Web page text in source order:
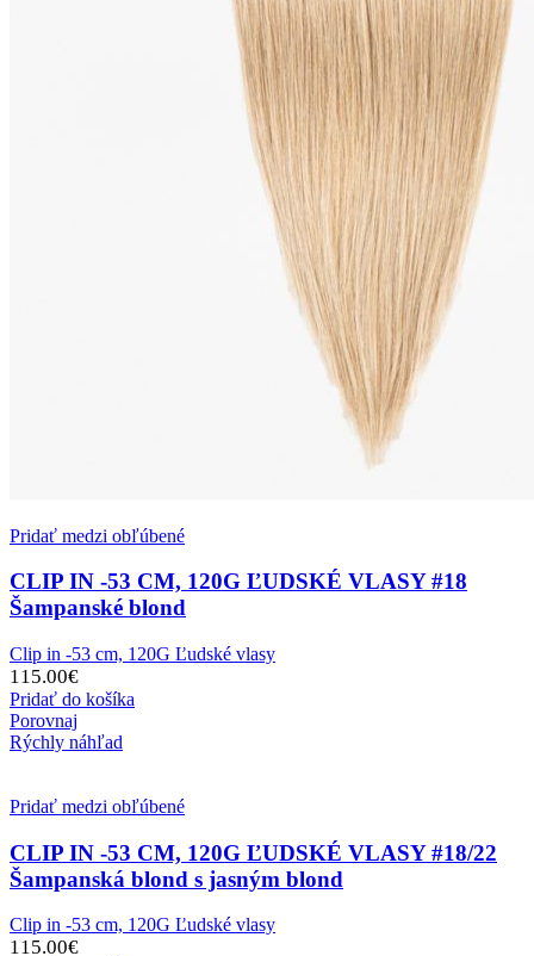
Pridať medzi obľúbené
CLIP IN -53 CM, 120G ĽUDSKÉ VLASY #18
Šampanské blond
Clip in -53 cm, 120G Ľudské vlasy
115.00€
Pridať do košíka
Porovnaj
Rýchly náhľad
Pridať medzi obľúbené
CLIP IN -53 CM, 120G ĽUDSKÉ VLASY #18/22
Šampanská blond s jasným blond
Clip in -53 cm, 120G Ľudské vlasy
115.00€